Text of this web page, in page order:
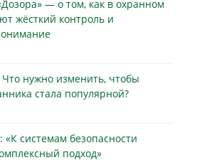
— о том, как в охранном
жёсткий контроль и
нужно изменить, чтобы
стала популярной?
системам безопасности
подход»